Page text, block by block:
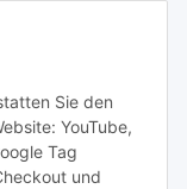
Sie den
YouTube,
Tag
und
widerruflich
Abonnieren